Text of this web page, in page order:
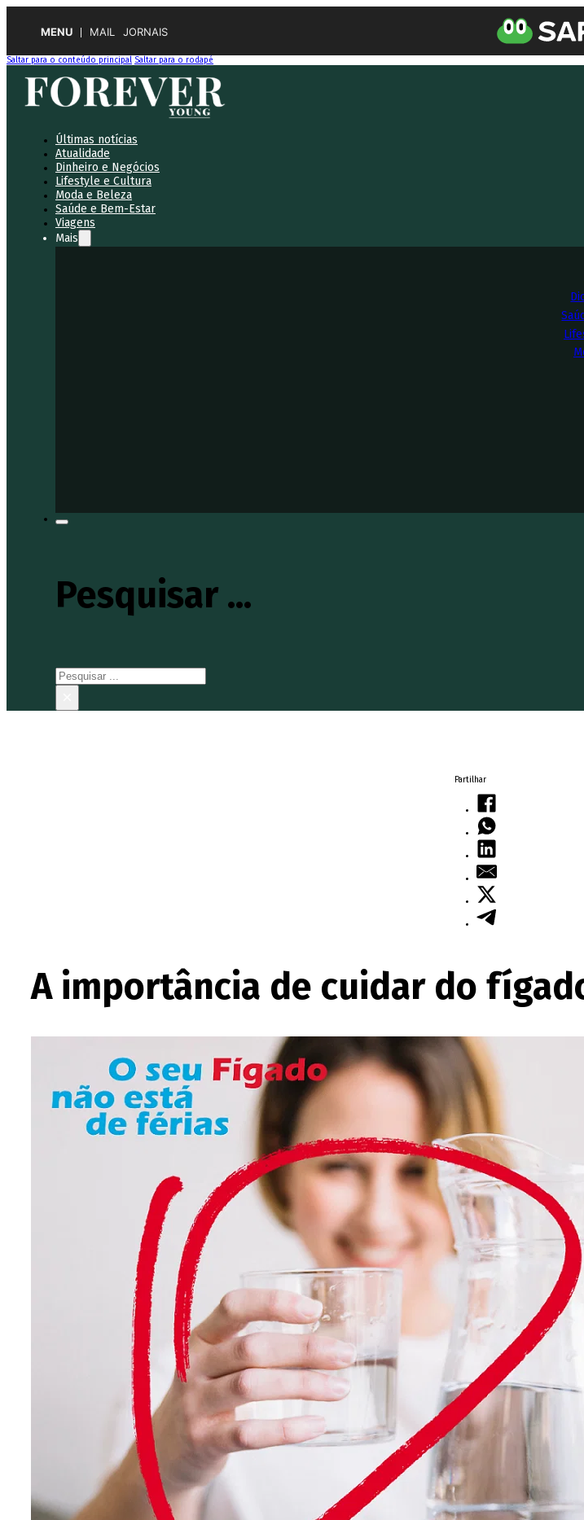
MENU MAIL JORNAIS
Saltar para o conteúdo principal Saltar para o rodapé
Últimas notícias
Atualidade
Dinheiro e Negócios
Lifestyle e Cultura
Moda e Beleza
Saúde e Bem-Estar
Viagens
Mais
Pesquisar ...
Pesquisar
Partilhar
A importância de cuidar do